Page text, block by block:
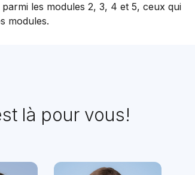
les modules 2, 3, 4 et 5, ceux qui
modules.
là pour vous!